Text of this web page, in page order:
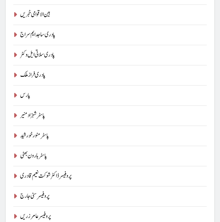
بین الاقوامی خبریں
پادری ساجد ایم سراج
پادری سلاتی ایل وکٹر
پادری فراز ملک
پارس
پاسٹر شہزاد منیر
پاسٹر منور خورشید
پاسٹر ہارون بھٹی
پروفیسر ڈاکٹر شوکت نعیم قادری
پروفیسر سنی جارج
پروفیسر عامر زریں